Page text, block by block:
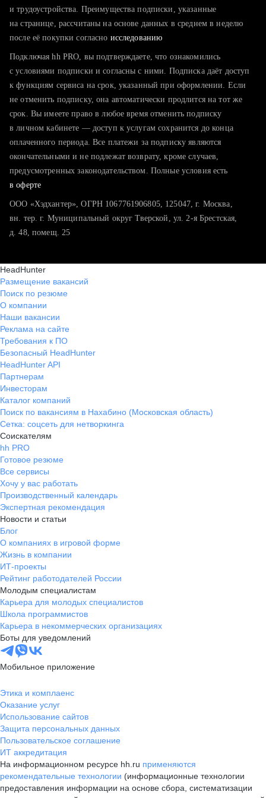
тратите много времени на поиск и вручную поднимаете
хотите сравнить себя с конкурентами и оценить шансы
и трудоустройства. Преимущества подписки, указанные
на странице, рассчитаны на основе данных в среднем в неделю
после её покупки согласно исследованию
Подключая hh PRO, вы подтверждаете, что ознакомились
с условиями подписки и согласны с ними. Подписка даёт доступ
к функциям сервиса на срок, указанный при оформлении. Если
не отменить подписку, она автоматически продлится на тот же
срок. Вы имеете право в любое время отменить подписку
в личном кабинете — доступ к услугам сохранится до конца
оплаченного периода. Все платежи за подписку являются
окончательными и не подлежат возврату, кроме случаев,
предусмотренных законодательством. Полные условия есть
в оферте
ООО «Хэдхантер», ОГРН 1067761906805, 125047, г. Москва,
вн. тер. г. Муниципальный округ Тверской, ул. 2-я Брестская,
д. 48, помещ. 25
HeadHunter
Размещение вакансий
Поиск по резюме
О компании
Наши вакансии
Реклама на сайте
Требования к ПО
Безопасный HeadHunter
HeadHunter API
Партнерам
Инвесторам
Каталог компаний
Поиск по вакансиям в Нахабино (Московская область)
Сетка: соцсеть для нетворкинга
Соискателям
hh PRO
Готовое резюме
Все сервисы
Хочу у вас работать
Производственный календарь
Экспертная рекомендация
Новости и статьи
Блог
О компаниях в игровой форме
Жизнь в компании
ИТ-проекты
Рейтинг работодателей России
Молодым специалистам
Карьера для молодых специалистов
Школа программистов
Карьера в некоммерческих организациях
Боты для уведомлений
Мобильное приложение
Этика и комплаенс
Оказание услуг
Использование сайтов
Защита персональных данных
Пользовательское соглашение
ИТ аккредитация
На информационном ресурсе hh.ru применяются
рекомендательные технологии (информационные технологии
предоставления информации на основе сбора, систематизации